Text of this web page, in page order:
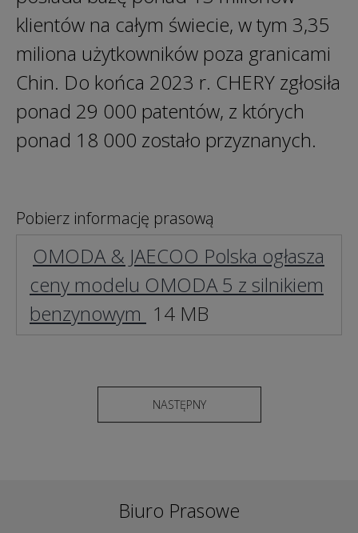
klientów na całym świecie, w tym 3,35
miliona użytkowników poza granicami
Chin. Do końca 2023 r. CHERY zgłosiła
ponad 29 000 patentów, z których
ponad 18 000 zostało przyznanych.
Pobierz informację prasową
OMODA & JAECOO Polska ogłasza
ceny modelu OMODA 5 z silnikiem
benzynowym 14 MB
NASTĘPNY
Biuro Prasowe